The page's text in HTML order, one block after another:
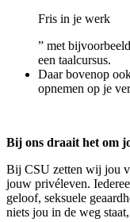
Fris in je werk
” met
een taalcursus.
Daar bovenop
opnemen op je
Bij ons draait het om
Bij CSU zetten wij jou
jouw privéleven.
geloof, seksuele
niets jou in de weg